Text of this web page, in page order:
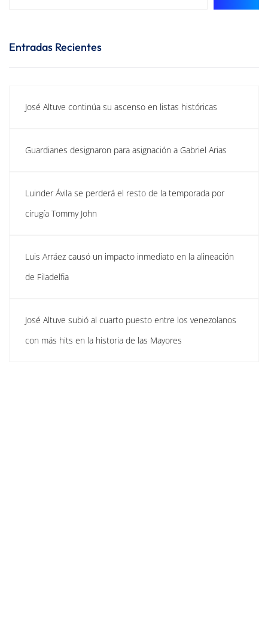
Entradas Recientes
José Altuve continúa su ascenso en listas históricas
Guardianes designaron para asignación a Gabriel Arias
Luinder Ávila se perderá el resto de la temporada por
cirugía Tommy John
Luis Arráez causó un impacto inmediato en la alineación
de Filadelfia
José Altuve subió al cuarto puesto entre los venezolanos
con más hits en la historia de las Mayores